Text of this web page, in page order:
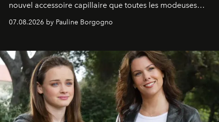
nouvel accessoire capillaire que toutes les modeuses
s'arrachent déjà.
07.08.2026 by Pauline Borgogno